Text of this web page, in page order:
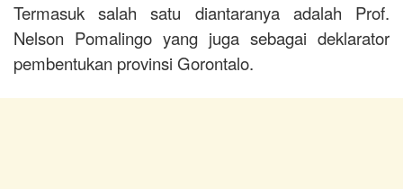
Termasuk salah satu diantaranya adalah Prof.
Nelson Pomalingo yang juga sebagai deklarator
pembentukan provinsi Gorontalo.